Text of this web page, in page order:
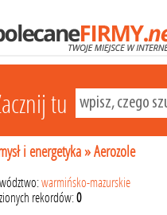
tu
i energetyka»Aerozole
warmińsko-mazurskie
rekordów:0